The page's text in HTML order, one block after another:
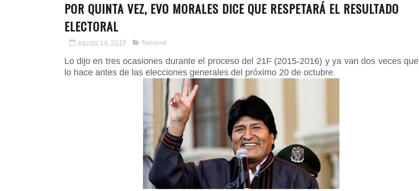
POR QUINTA VEZ, EVO MORALES DICE QUE RESPETARÁ EL RESULTADO
ELECTORAL
agosto 14, 2019 Nacional
Lo dijo en tres ocasiones durante el proceso del 21F (2015-2016) y ya van dos veces que
lo hace antes de las elecciones generales del próximo 20 de octubre.